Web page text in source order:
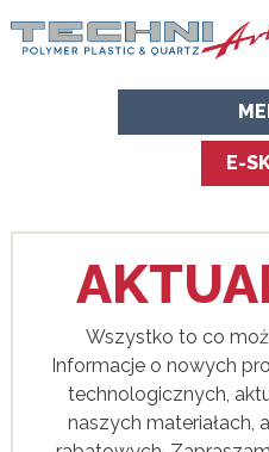
E-
Wszystko to co
Informacje o nowych
technologicznych,
naszych materiałach,